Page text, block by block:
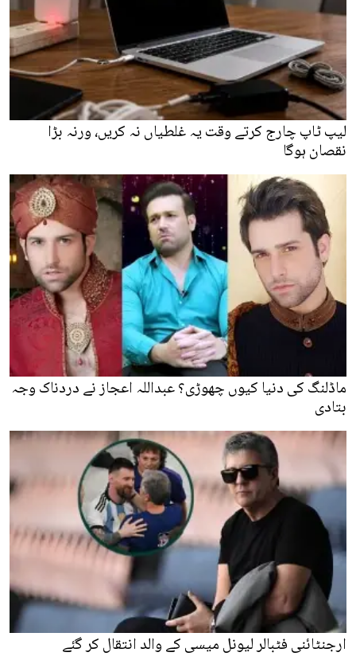
لیپ ٹاپ چارج کرتے وقت یہ غلطیاں نہ کریں، ورنہ بڑا
نقصان ہوگا
ماڈلنگ کی دنیا کیوں چھوڑی؟ عبداللہ اعجاز نے دردناک وجہ
بتادی
ارجنٹائنی فٹبالر لیونل میسی کے والد انتقال کر گئے